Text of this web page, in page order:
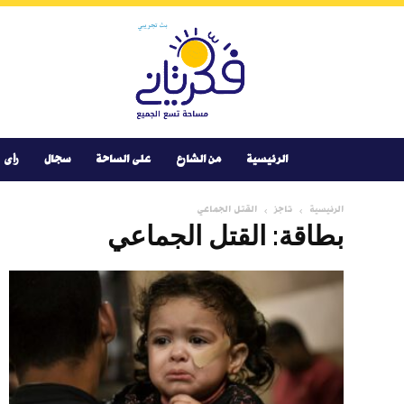
الرئيسية من الشارع على الساحة سجال رأى
الرئيسية تاجز القتل الجماعي
بطاقة: القتل الجماعي